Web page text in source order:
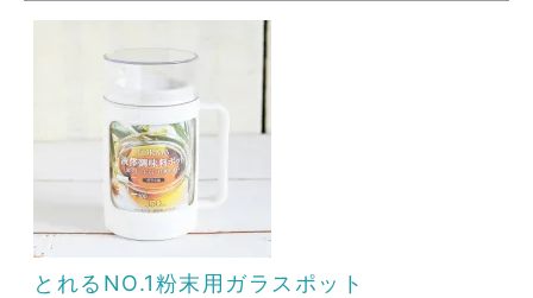
とれるNO.1粉末用ガラスポット